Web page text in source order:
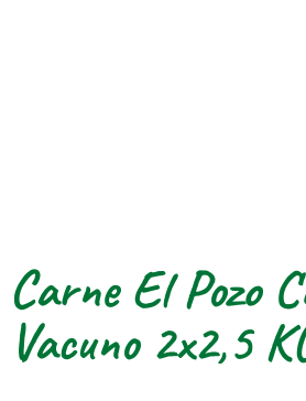
Carne El Pozo
Vacuno 2x2,5